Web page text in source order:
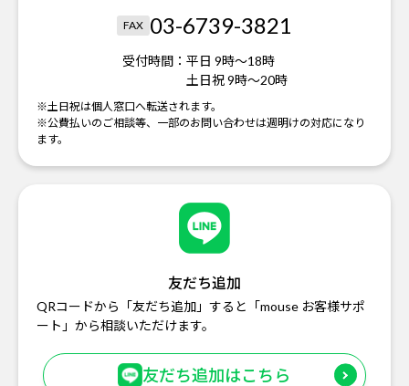
FAX 03-6739-3821
受付時間： 平日 9時～18時
土日祝 9時～20時
※土日祝は個人窓口へ転送されます。
※公費払いのご相談等、一部のお問い合わせは週明けの対応になり
ます。
友だち追加
QRコードから「友だち追加」すると「mouse お客様サポ
ート」から相談いただけます。
友だち追加はこちら